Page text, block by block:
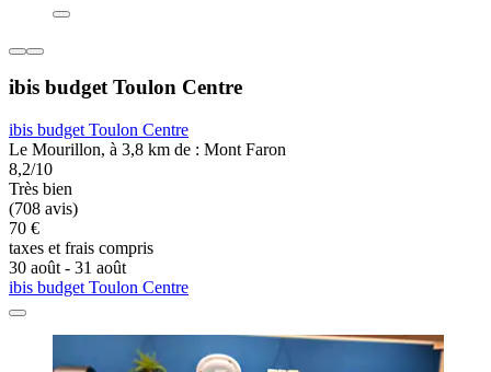
ibis budget Toulon Centre
ibis budget Toulon Centre
Le Mourillon, à 3,8 km de : Mont Faron
8,2/10
Très bien
(708 avis)
70 €
taxes et frais compris
30 août - 31 août
ibis budget Toulon Centre